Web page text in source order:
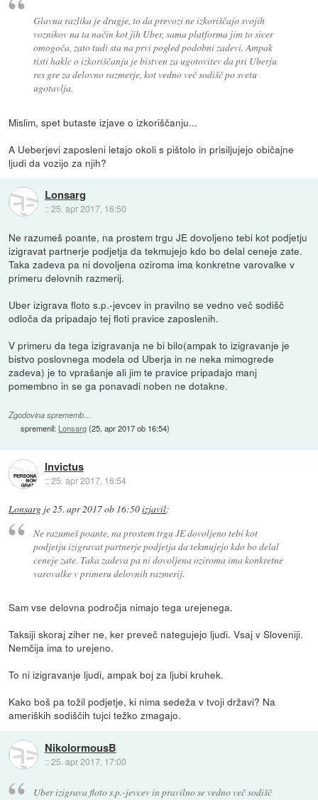
Glavna razlika je drugje, to da prevozi ne izkoriščajo svojih
voznikov na ta način kot jih Uber, sama platforma jim to sicer
omogoča, zato tudi sta na prvi pogled podobni zadevi. Ampak
tisti haklc o izkoriščanju je bistven za ugotovitev da pri Uberju
res gre za delovno razmerje, kot vedno več sodišč po svetu
ugotavlja.
Mislim, spet butaste izjave o izkoriščanju...
A Ueberjevi zaposleni letajo okoli s pištolo in prisiljujejo običajne
ljudi da vozijo za njih?
Lonsarg
::25. apr 2017, 16:50
Ne razumeš poante, na prostem trgu JE dovoljeno tebi kot podjetju
izigravat partnerje podjetja da tekmujejo kdo bo delal ceneje zate.
Taka zadeva pa ni dovoljena oziroma ima konkretne varovalke v
primeru delovnih razmerij.
Uber izigrava floto s.p.-jevcev in pravilno se vedno več sodišč
odloča da pripadajo tej floti pravice zaposlenih.
V primeru da tega izigravanja ne bi bilo(ampak to izigravanje je
bistvo poslovnega modela od Uberja in ne neka mimogrede
zadeva) je to vprašanje ali jim te pravice pripadajo manj
pomembno in se ga ponavadi noben ne dotakne.
Zgodovina sprememb…
spremenil: Lonsarg(25. apr 2017 ob 16:54)
Invictus
::25. apr 2017, 16:54
Lonsarg je25. apr 2017 ob 16:50izjavil:
Ne razumeš poante, na prostem trgu JE dovoljeno tebi kot
podjetju izigravat partnerje podjetja da tekmujejo kdo bo delal
ceneje zate. Taka zadeva pa ni dovoljena oziroma ima konkretne
varovalke v primeru delovnih razmerij.
Sam vse delovna področja nimajo tega urejenega.
Taksiji skoraj ziher ne, ker preveč nategujejo ljudi. Vsaj v Sloveniji.
Nemčija ima to urejeno.
To ni izigravanje ljudi, ampak boj za ljubi kruhek.
Kako boš pa tožil podjetje, ki nima sedeža v tvoji državi? Na
ameriških sodiščih tujci težko zmagajo.
NikolormousB
::25. apr 2017, 17:00
Uber izigrava floto s.p.-jevcev in pravilno se vedno več sodišč